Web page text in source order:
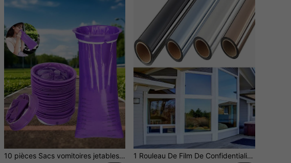
10 pièces Sacs vomitoires jetables - Étanche de qualité médicale, sacs vomitoires portables, 2000 ml par paquet, pour nausée, transports, voitures, avions et bateaux, sports 1 Rouleau De Film De Confidentialité Pour Fenêtre Noir Et Argent, Traitement De Teinte De Miroir Diurne Unidirectionnel, Contrôle De La Chaleur Des Rayons Uv, Stickers En Vinyle, Blocage Du Soleil, Couverture De Porte En Papier De Verre, Film Réfléchissant